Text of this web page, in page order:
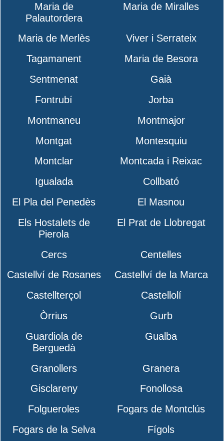
Maria de
Palautordera
Maria de Miralles
Maria de Merlès
Viver i Serrateix
Tagamanent
Maria de Besora
Sentmenat
Gaià
Fontrubí
Jorba
Montmaneu
Montmajor
Montgat
Montesquiu
Montclar
Montcada i Reixac
Igualada
Collbató
El Pla del Penedès
El Masnou
Els Hostalets de
Pierola
El Prat de Llobregat
Cercs
Centelles
Castellví de Rosanes
Castellví de la Marca
Castellterçol
Castellolí
Òrrius
Gurb
Guardiola de
Berguedà
Gualba
Granollers
Granera
Gisclareny
Fonollosa
Folgueroles
Fogars de Montclús
Fogars de la Selva
Fígols